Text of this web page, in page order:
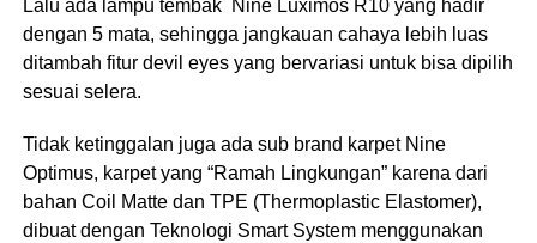
Lalu ada lampu tembak Nine Luximos R10 yang hadir
dengan 5 mata, sehingga jangkauan cahaya lebih luas
ditambah fitur devil eyes yang bervariasi untuk bisa dipilih
sesuai selera.
Tidak ketinggalan juga ada sub brand karpet Nine
Optimus, karpet yang “Ramah Lingkungan” karena dari
bahan Coil Matte dan TPE (Thermoplastic Elastomer),
dibuat dengan Teknologi Smart System menggunakan